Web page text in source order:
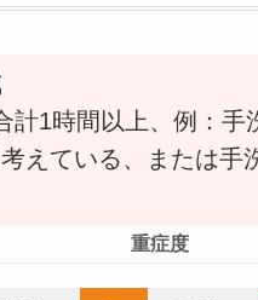
計1時間以上、例：手
えている、または手
重症度